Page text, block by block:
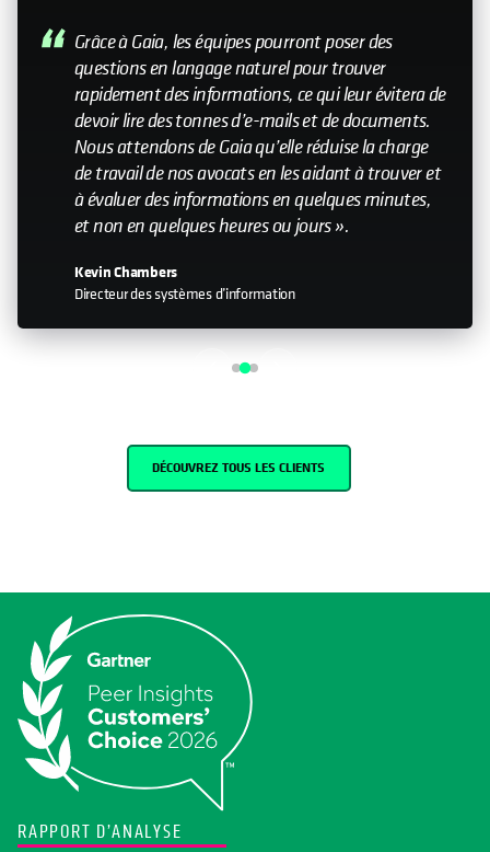
My relationship with Cohesity—it still feels like a
small company. Having that relationship with the
leadership team is important. Knowing that you
can help influence the direction is something that
doesn’t happen with every organization I work
with."
John Murphy
Senior Director IT
DÉCOUVREZ TOUS LES CLIENTS
RAPPORT D’ANALYSE